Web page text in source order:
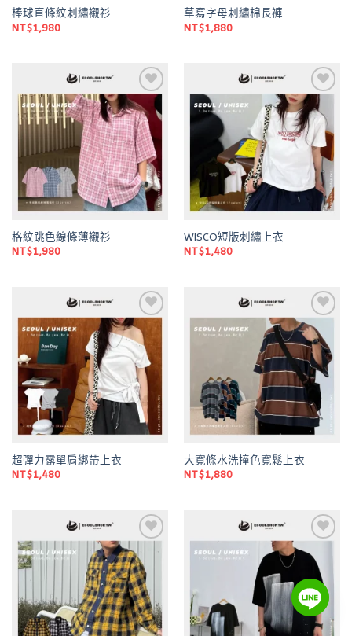
棒球直條紋刺繡襯衫
NT$1,980
草寫字母刺繡棉長褲
NT$1,880
Add to
wishlist
格紋跳色線條薄襯衫
NT$1,980
Add to
wishlist
WISCO短版刺繡上衣
NT$1,480
Add to
wishlist
超彈力露單肩綁帶上衣
NT$1,480
Add to
wishlist
大寬條水洗撞色寬鬆上衣
NT$1,880
Add to
wishlist
Add to
wishlist